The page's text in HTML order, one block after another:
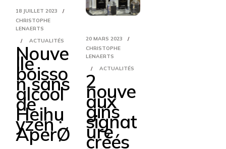
18 JUILLET 2023
CHRISTOPHE
LENAERTS
ACTUALITÉS
Nouve
lle
boisso
n sans
alcool
de
Heihu
yzen :
AperØ
20 MARS 2023
CHRISTOPHE
LENAERTS
ACTUALITÉS
2
nouve
aux
gins
signat
ure
créés